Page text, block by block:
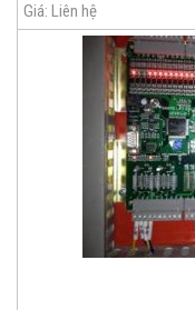
Giá: Liên hệ